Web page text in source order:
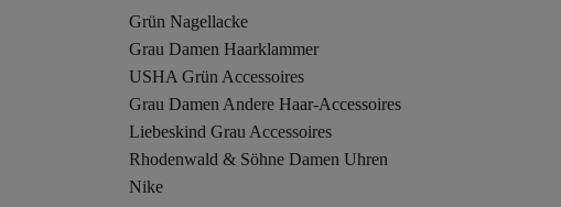
Grün Nagellacke
Grau Damen Haarklammer
USHA Grün Accessoires
Grau Damen Andere Haar-Accessoires
Liebeskind Grau Accessoires
Rhodenwald & Söhne Damen Uhren
Nike